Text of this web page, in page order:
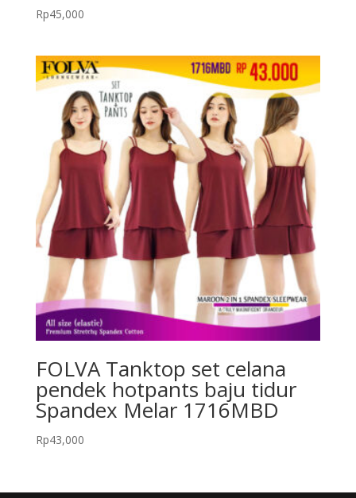
Rp45,000
FOLVA Tanktop set celana
pendek hotpants baju tidur
Spandex Melar 1716MBD
Rp43,000